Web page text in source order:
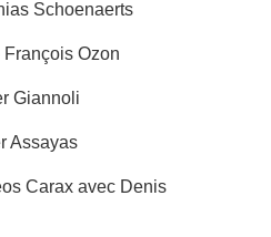
Schoenaerts
François Ozon
Giannoli
Assayas
Carax avec Denis